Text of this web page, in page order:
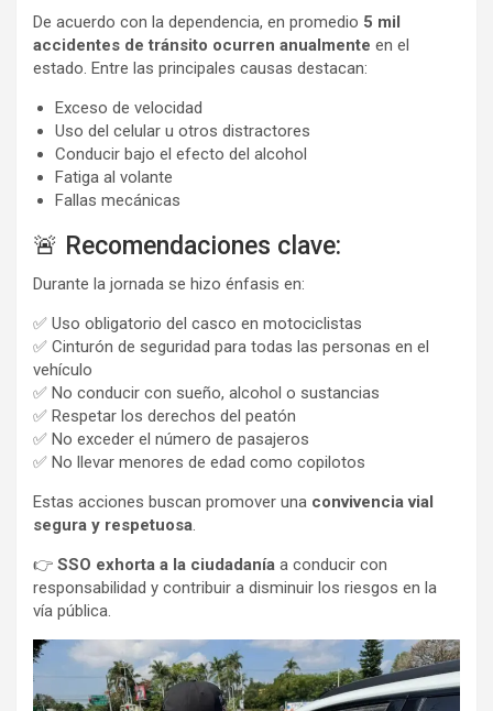
De acuerdo con la dependencia, en promedio 5 mil
accidentes de tránsito ocurren anualmente en el
estado. Entre las principales causas destacan:
Exceso de velocidad
Uso del celular u otros distractores
Conducir bajo el efecto del alcohol
Fatiga al volante
Fallas mecánicas
🚨 Recomendaciones clave:
Durante la jornada se hizo énfasis en:
✅ Uso obligatorio del casco en motociclistas
✅ Cinturón de seguridad para todas las personas en el
vehículo
✅ No conducir con sueño, alcohol o sustancias
✅ Respetar los derechos del peatón
✅ No exceder el número de pasajeros
✅ No llevar menores de edad como copilotos
Estas acciones buscan promover una convivencia vial
segura y respetuosa
👉 SSO exhorta a la ciudadanía a conducir con
responsabilidad y contribuir a disminuir los riesgos en la
vía pública.